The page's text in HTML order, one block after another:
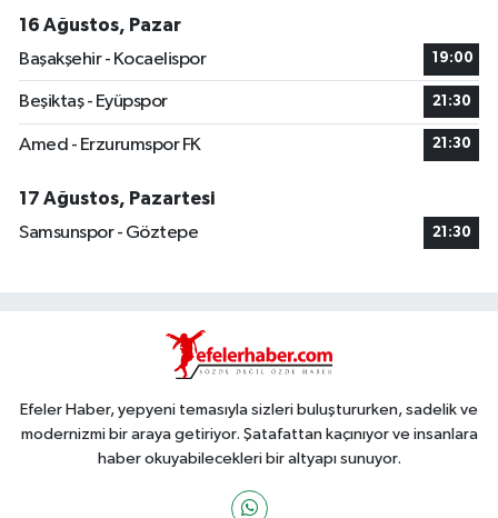
16 Ağustos, Pazar
Başakşehir - Kocaelispor
19:00
Beşiktaş - Eyüpspor 21:30
Amed - Erzurumspor FK 21:30
17 Ağustos, Pazartesi
Samsunspor - Göztepe
21:30
Efeler Haber, yepyeni temasıyla sizleri buluştururken, sadelik ve
modernizmi bir araya getiriyor. Şatafattan kaçınıyor ve insanlara
haber okuyabilecekleri bir altyapı sunuyor.